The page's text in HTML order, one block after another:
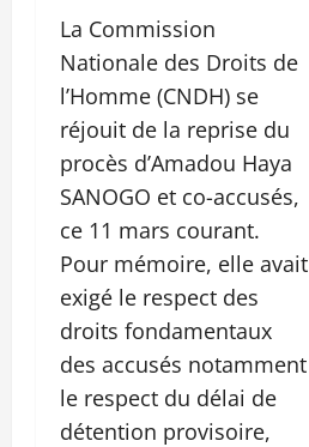
La Commission
Nationale des Droits de
l’Homme (CNDH) se
réjouit de la reprise du
procès d’Amadou Haya
SANOGO et co-accusés,
ce 11 mars courant.
Pour mémoire, elle avait
exigé le respect des
droits fondamentaux
des accusés notamment
le respect du délai de
détention provisoire,